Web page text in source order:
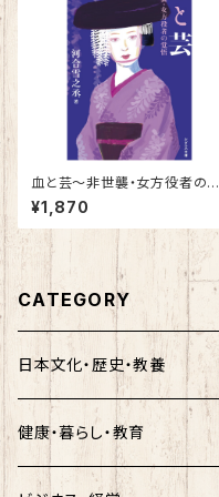
血と芸～非世襲・女方役者の覚
悟
¥1,870
CATEGORY
日本文化・歴史・教養
健康・暮らし・教育